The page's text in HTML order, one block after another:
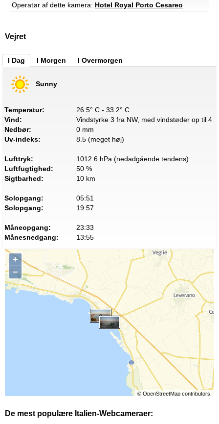
Operatør af dette kamera: Hotel Royal Porto Cesareo
Vejret
I Dag I Morgen I Overmorgen
Sunny
Temperatur:
26.5° C - 33.2° C
Vind:
Vindstyrke 3 fra NW, med vindstøder op til 4
Nedbør:
0 mm
Uv-indeks:
8.5 (meget høj)
Lufttryk:
1012.6 hPa (nedadgående tendens)
Luftfugtighed:
50 %
Sigtbarhed:
10 km
Solopgang:
05:51
Solopgang:
19:57
Måneopgang:
23:33
Månesnedgang:
13:55
+
−
© OpenStreetMapcontributors.
De mest populære Italien-Webcameraer: